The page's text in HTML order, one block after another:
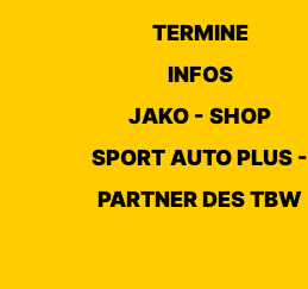
TERMINE
INFOS
JAKO - SHOP
SPORT AUTO PLUS -
PARTNER DES TBW